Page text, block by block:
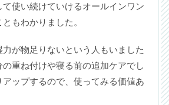
使い続けていけるオールインワン
もわかりました。
が物足りないという人もいました
重ね付けや寝る前の追加ケアでし
アップするので、使ってみる価値あ